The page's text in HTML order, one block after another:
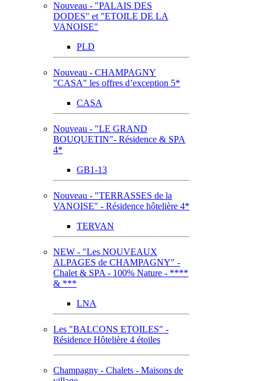
Nouveau - "PALAIS DES
DODES" et "ETOILE DE LA
VANOISE"
PLD
Nouveau - CHAMPAGNY
"CASA" les offres d’exception 5*
CASA
Nouveau - "LE GRAND
BOUQUETIN"- Résidence & SPA
4*
GB1-13
Nouveau - "TERRASSES de la
VANOISE" - Résidence hôtelière 4*
TERVAN
NEW - "Les NOUVEAUX
ALPAGES de CHAMPAGNY" -
Chalet & SPA - 100% Nature - ****
& ***
LNA
Les "BALCONS ETOILES" -
Résidence Hôtelière 4 étoiles
Champagny - Chalets - Maisons de